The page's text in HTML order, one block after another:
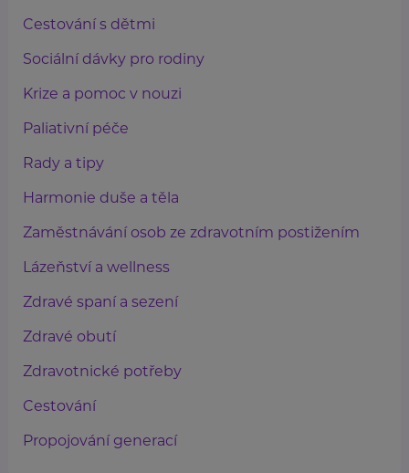
Cestování s dětmi
Sociální dávky pro rodiny
Krize a pomoc v nouzi
Paliativní péče
Rady a tipy
Harmonie duše a těla
Zaměstnávání osob ze zdravotním postižením
Lázeňství a wellness
Zdravé spaní a sezení
Zdravé obutí
Zdravotnické potřeby
Cestování
Propojování generací